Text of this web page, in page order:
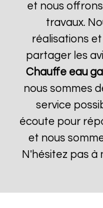
et nous
travaux.
réalisations
partager les
Chauffe eau
nous sommes
service
écoute pour
et nous
N'hésitez pas